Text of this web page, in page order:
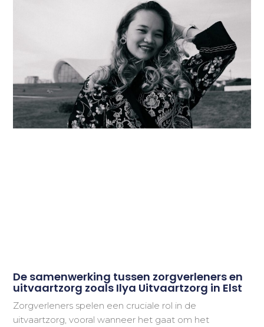
De samenwerking tussen zorgverleners en
uitvaartzorg zoals Ilya Uitvaartzorg in Elst
Zorgverleners spelen een cruciale rol in de
uitvaartzorg, vooral wanneer het gaat om het